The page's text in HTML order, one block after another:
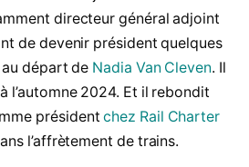
directeur général adjoint
de devenir président quelques
départ de Nadia Van Cleven. Il
l’automne 2024. Et il rebondit
présidentchez Rail Charter
l’affrètement de trains.